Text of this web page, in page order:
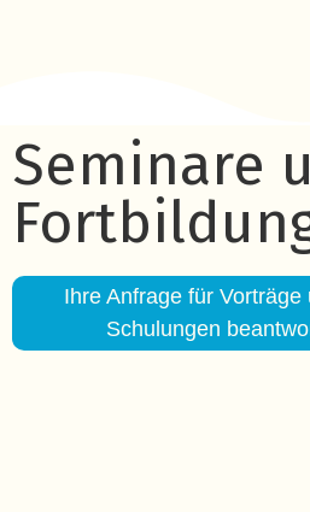
Seminare
Ihre Anfrage für
Schulungen